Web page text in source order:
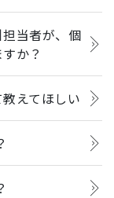
当者が、個
か？
えてほしい